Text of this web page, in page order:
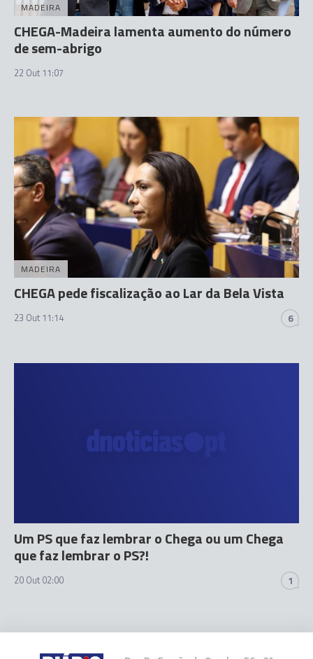
MADEIRA
CHEGA-Madeira lamenta aumento do número
de sem-abrigo
22 Out 11:07
MADEIRA
CHEGA pede fiscalização ao Lar da Bela Vista
23 Out 11:14 6
Um PS que faz lembrar o Chega ou um Chega
que faz lembrar o PS?!
20 Out 02:00 1